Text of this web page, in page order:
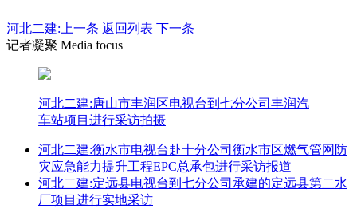
河北二建: 上一条 返回列表 下一条
记者凝聚 Media focus
河北二建:唐山市丰润区电视台到七分公司丰润汽
车站项目进行采访拍摄
河北二建:衡水市电视台赴十分公司衡水市区燃气管网防
灾应急能力提升工程EPC总承包进行采访报道
河北二建:定远县电视台到七分公司承建的定远县第二水
厂项目进行实地采访